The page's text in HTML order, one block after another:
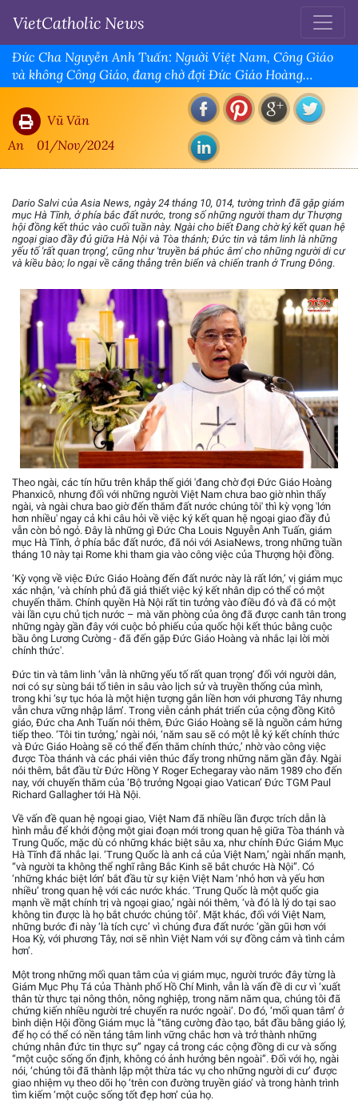
VietCatholic News
Đức Cha Nguyễn Anh Tuấn: Người Việt Nam, Công Giáo
và không Công Giáo, đang chờ đợi Đức Giáo Hoàng
Phanxicô
Vũ Văn
An
01/Nov/2024
Dario Salvi của Asia News, ngày 24 tháng 10, 014, tường trình đã gặp giám
mục Hà Tĩnh, ở phía bắc đất nước, trong số những người tham dự Thượng
hội đồng kết thúc vào cuối tuần này. Ngài cho biết Đang chờ ký kết quan hệ
ngoại giao đầy đủ giữa Hà Nội và Tòa thánh; Đức tin và tâm linh là những
yếu tố 'rất quan trọng', cũng như 'truyền bá phúc âm' cho những người di cư
và kiều bào; lo ngại về căng thẳng trên biển và chiến tranh ở Trung Đông.
Theo ngài, các tín hữu trên khắp thế giới 'đang chờ đợi Đức Giáo Hoàng
Phanxicô, nhưng đối với những người Việt Nam chưa bao giờ nhìn thấy
ngài, và ngài chưa bao giờ đến thăm đất nước chúng tôi' thì kỳ vọng 'lớn
hơn nhiều' ngay cả khi câu hỏi về việc ký kết quan hệ ngoại giao đầy đủ
vẫn còn bỏ ngỏ. Đây là những gì Đức Cha Louis Nguyễn Anh Tuấn, giám
mục Hà Tĩnh, ở phía bắc đất nước, đã nói với AsiaNews, trong những tuần
tháng 10 này tại Rome khi tham gia vào công việc của Thượng hội đồng.
‘Kỳ vọng về việc Đức Giáo Hoàng đến đất nước này là rất lớn,’ vị giám mục
xác nhận, ‘và chính phủ đã giả thiết việc ký kết nhân dịp có thể có một
chuyến thăm. Chính quyền Hà Nội rất tin tưởng vào điều đó và đã có một
vài lần cựu chủ tịch nước – mà văn phòng của ông đã được canh tân trong
những ngày gần đây với cuộc bỏ phiếu của quốc hội kết thúc bằng cuộc
bầu ông Lương Cường - đã đến gặp Đức Giáo Hoàng và nhắc lại lời mời
chính thức'.
Đức tin và tâm linh ‘vẫn là những yếu tố rất quan trọng’ đối với người dân,
nơi có sự sùng bái tổ tiên in sâu vào lịch sử và truyền thống của mình,
trong khi ‘sự tục hóa là một hiện tượng gắn liền hơn với phương Tây nhưng
vẫn chưa vững nhập lắm’. Trong viễn cảnh phát triển của cộng đồng Kitô
giáo, Đức cha Anh Tuấn nói thêm, Đức Giáo Hoàng sẽ là nguồn cảm hứng
tiếp theo. ‘Tôi tin tưởng,’ ngài nói, ‘năm sau sẽ có một lễ ký kết chính thức
và Đức Giáo Hoàng sẽ có thể đến thăm chính thức,’ nhờ vào công việc
được Tòa thánh và các phái viên thúc đẩy trong những năm gần đây. Ngài
nói thêm, bắt đầu từ Đức Hồng Y Roger Echegaray vào năm 1989 cho đến
nay, với chuyến thăm của ‘Bộ trưởng Ngoại giao Vatican’ Đức TGM Paul
Richard Gallagher tới Hà Nội.
Về vấn đề quan hệ ngoại giao, Việt Nam đã nhiều lần được trích dẫn là
hình mẫu để khởi động một giai đoạn mới trong quan hệ giữa Tòa thánh và
Trung Quốc, mặc dù có những khác biệt sâu xa, như chính Đức Giám Mục
Hà Tĩnh đã nhắc lại. ‘Trung Quốc là anh cả của Việt Nam,’ ngài nhấn mạnh,
“và người ta không thể nghĩ rằng Bắc Kinh sẽ bắt chước Hà Nội”. Có
‘những khác biệt lớn’ bắt đầu từ sự kiện Việt Nam ‘nhỏ hơn và yếu hơn
nhiều’ trong quan hệ với các nước khác. ‘Trung Quốc là một quốc gia
mạnh về mặt chính trị và ngoại giao,’ ngài nói thêm, ‘và đó là lý do tại sao
không tin được là họ bắt chước chúng tôi’. Mặt khác, đối với Việt Nam,
những bước đi này ‘là tích cực’ vì chúng đưa đất nước ‘gần gũi hơn với
Hoa Kỳ, với phương Tây, nơi sẽ nhìn Việt Nam với sự đồng cảm và tình cảm
hơn’.
Một trong những mối quan tâm của vị giám mục, người trước đây từng là
Giám Mục Phụ Tá của Thành phố Hồ Chí Minh, vẫn là vấn đề di cư vì ‘xuất
thân từ thực tại nông thôn, nông nghiệp, trong năm năm qua, chúng tôi đã
chứng kiến nhiều người trẻ chuyển ra nước ngoài’. Do đó, ‘mối quan tâm’ ở
bình diện Hội đồng Giám mục là “tăng cường đào tạo, bắt đầu bằng giáo lý,
để họ có thể có nền tảng tâm linh vững chắc hơn và trở thành những
chứng nhân đức tin thực sự” ngay cả trong các cộng đồng di cư và sống
“một cuộc sống ổn định, không có ảnh hưởng bên ngoài”. Đối với họ, ngài
nói, ‘chúng tôi đã thành lập một thừa tác vụ cho những người di cư’ được
giao nhiệm vụ theo dõi họ ‘trên con đường truyền giáo’ và trong hành trình
tìm kiếm ‘một cuộc sống tốt đẹp hơn’ của họ.